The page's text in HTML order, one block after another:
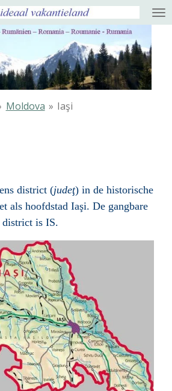
Moldova » Iaşi
district (judeţ) in de historische
als hoofdstad Iaşi. De gangbare
is IS.